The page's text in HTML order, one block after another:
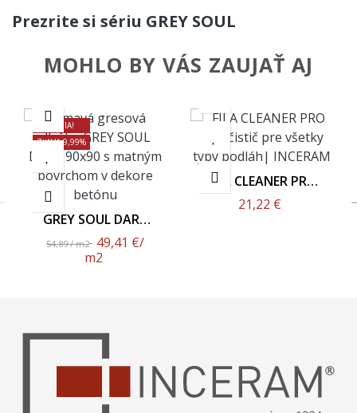
Prezrite si sériu GREY SOUL
MOHLO BY VÁS ZAUJAŤ AJ
AKCIA!
ZĽAVA 9,99%
GREY SOUL DARK
90x90 - Matný
Povrch
54,89 / m2 49,41 €/
m2
FILA CLEANER PRO
1L
21,22 €